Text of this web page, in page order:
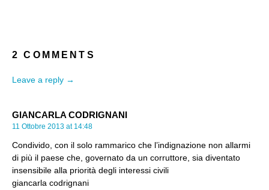
2 COMMENTS
Leave a reply →
GIANCARLA CODRIGNANI
11 Ottobre 2013 at 14:48
Condivido, con il solo rammarico che l’indignazione non allarmi
di più il paese che, governato da un corruttore, sia diventato
insensibile alla priorità degli interessi civili
giancarla codrignani